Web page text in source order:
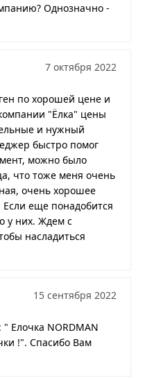
Однозначно -
7 октября 2022
по хорошей цене и
"Ёлка" цены
и нужный
быстро помог
можно было
что тоже меня очень
очень хорошее
Если еще понадобится
у них. Ждем с
насладиться
15 сентября 2022
Елочка NORDMAN
!". Спасибо Вам